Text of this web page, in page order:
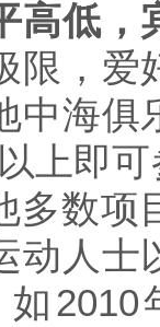
高低，
限，
中海俱
上即
多数项
动人士